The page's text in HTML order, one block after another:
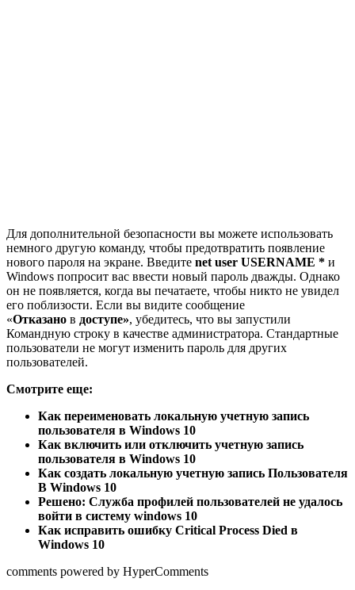
Для дополнительной безопасности вы можете использовать
немного другую команду, чтобы предотвратить появление
нового пароля на экране. Введите net user USERNAME * и
Windows попросит вас ввести новый пароль дважды. Однако
он не появляется, когда вы печатаете, чтобы никто не увидел
его поблизости. Если вы видите сообщение
«Отказано в доступе», убедитесь, что вы запустили
Командную строку в качестве администратора. Стандартные
пользователи не могут изменить пароль для других
пользователей.
Смотрите еще:
Как переименовать локальную учетную запись
пользователя в Windows 10
Как включить или отключить учетную запись
пользователя в Windows 10
Как создать локальную учетную запись Пользователя
В Windows 10
Решено: Служба профилей пользователей не удалось
войти в систему windows 10
Как исправить ошибку Critical Process Died в
Windows 10
comments powered by HyperComments